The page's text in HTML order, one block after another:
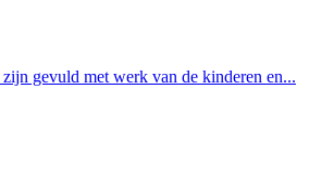
gevuld met werk van de kinderen en...